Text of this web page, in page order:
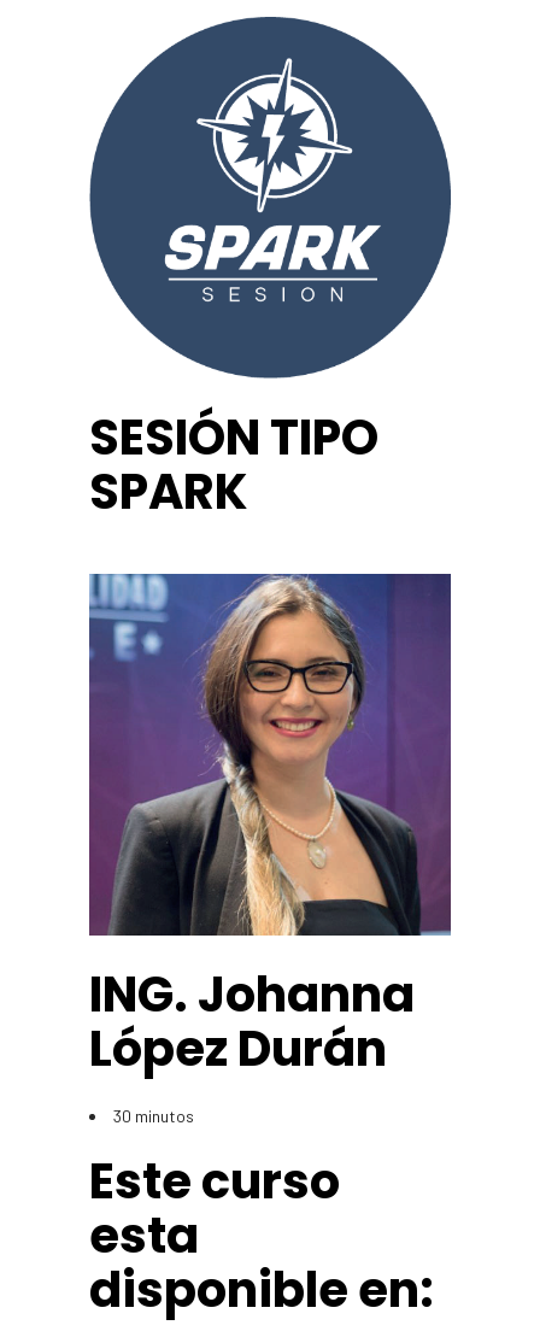
SESIÓN TIPO
SPARK
ING. Johanna
López Durán
30 minutos
Este curso
esta
disponible en: